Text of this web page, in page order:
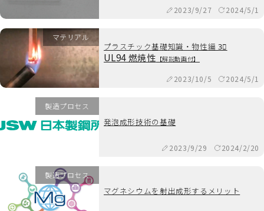
2023/9/27 2024/5/1
マテリアル
プラスチック基礎知識・物性編 3⃣
UL94 燃焼性 【解説動画付】
2023/10/5 2024/5/1
製造プロセス
発泡成形技術の基礎
2023/9/29 2024/2/20
製造プロセス
マグネシウムを射出成形するメリット